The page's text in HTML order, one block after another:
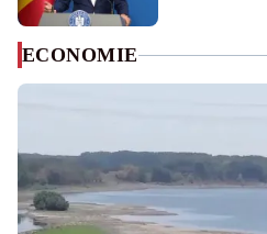
ECONOMIE